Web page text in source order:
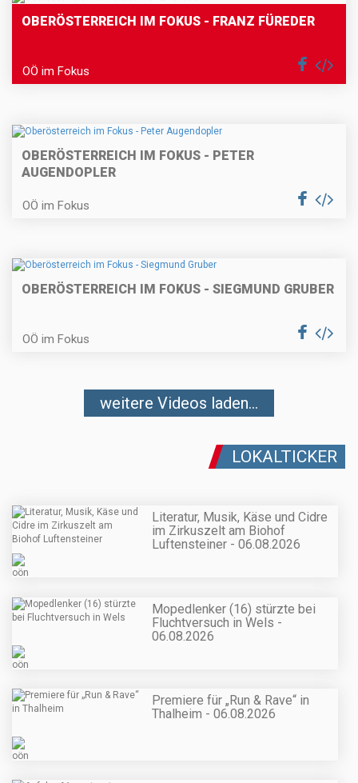
OBERÖSTERREICH IM FOKUS - FRANZ FÜREDER
OÖ im Fokus
OBERÖSTERREICH IM FOKUS - PETER
AUGENDOPLER
OÖ im Fokus
OBERÖSTERREICH IM FOKUS - SIEGMUND GRUBER
OÖ im Fokus
weitere Videos laden...
LOKALTICKER
Literatur, Musik, Käse und Cidre
im Zirkuszelt am Biohof
Luftensteiner - 06.08.2026
Mopedlenker (16) stürzte bei
Fluchtversuch in Wels -
06.08.2026
Premiere für „Run & Rave“ in
Thalheim - 06.08.2026